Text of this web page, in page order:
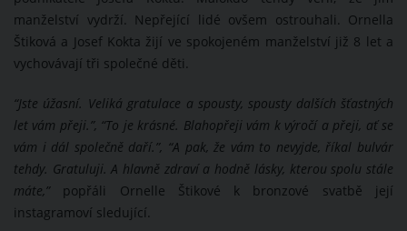
manželství vydrží. Nepřející lidé ovšem ostrouhali. Ornella
Štiková a Josef Kokta žijí ve spokojeném manželství již 8 let a
vychovávají tři společné děti.
“Jste úžasní. Veliká gratulace a spousty, spousty dalších šťastných
let vám přeji.”, “To je krásné. Blahopřeji vám k výročí a přeji, ať se
vám i dál společně daří.”, “A pak, že vám to nevyjde, říkal bulvár
tehdy. Gratuluji. A hlavně zdraví a hodně lásky, kterou spolu stále
máte,”popřáli Ornelle Štikové k bronzové svatbě její
instagramoví sledující.